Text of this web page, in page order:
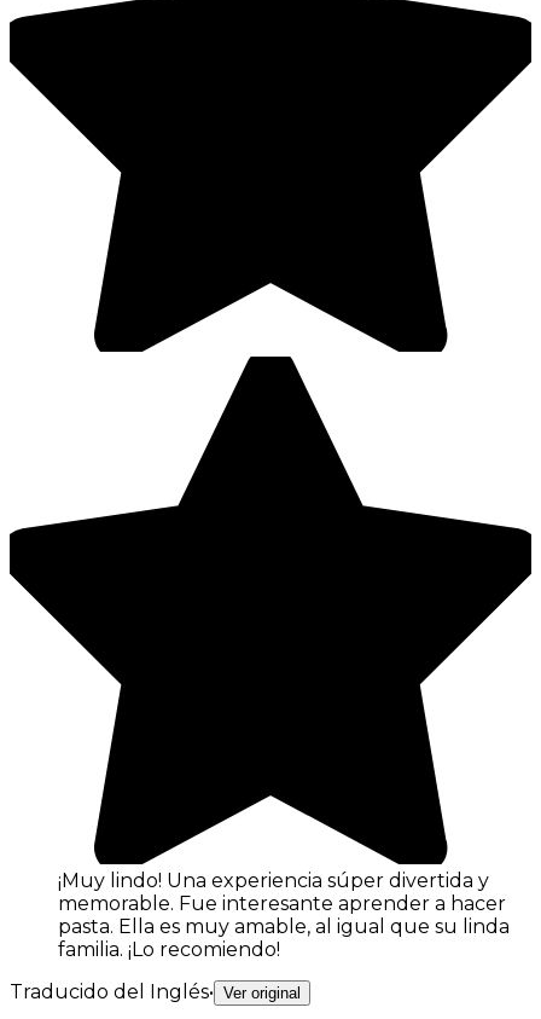
¡Muy lindo! Una experiencia súper divertida y
memorable. Fue interesante aprender a hacer
pasta. Ella es muy amable, al igual que su linda
familia. ¡Lo recomiendo!
Traducido del Inglés• Ver original